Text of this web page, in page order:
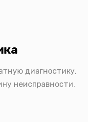
диагностику,
неисправности.